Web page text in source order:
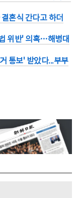
혼식 간다고 하더
위반' 의혹…해병대
통보' 받았다...부부